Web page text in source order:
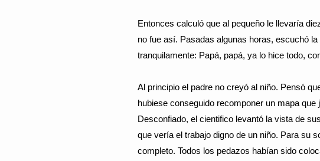
Entonces calculó que al pequeño le llevaría
no fue así. Pasadas algunas horas, escuchó
tranquilamente: Papá, papá, ya lo hice todo,
Al principio el padre no creyó al niño. Pensó
hubiese conseguido recomponer un mapa
Desconfiado, el cientifico levantó la vista de
que vería el trabajo digno de un niño. Para su
completo. Todos los pedazos habían sido